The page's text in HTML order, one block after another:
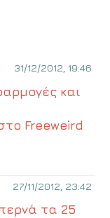
31/12/2012, 19:46
και
Freeweird
27/11/2012, 23:42
τα 25